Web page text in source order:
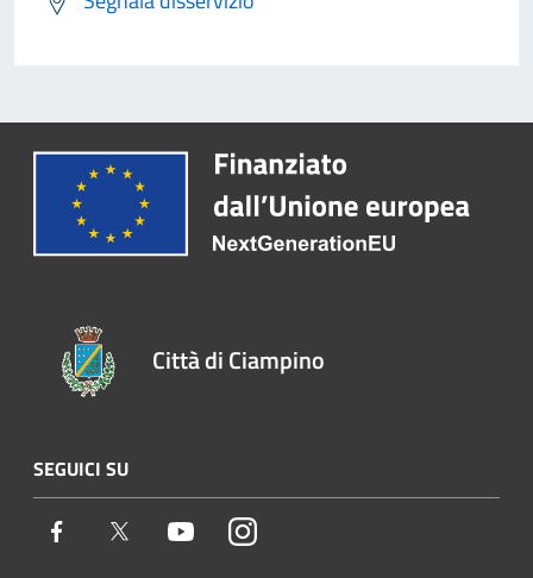
Città di Ciampino
SEGUICI SU
Facebook Twitter YoutubeInstagram